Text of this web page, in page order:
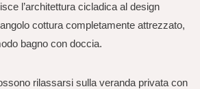
l’architettura cicladica al design
cottura completamente attrezzato,
bagno con doccia.
rilassarsi sulla veranda privata con